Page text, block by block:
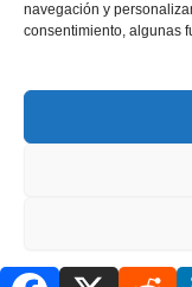
navegación y
consentimiento, algunas
Política de cookies
veraces y al